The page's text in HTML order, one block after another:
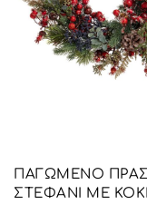
ΠΑΓΩΜΕΝΟ
ΣΤΕΦΑΝΙ ΜΕ